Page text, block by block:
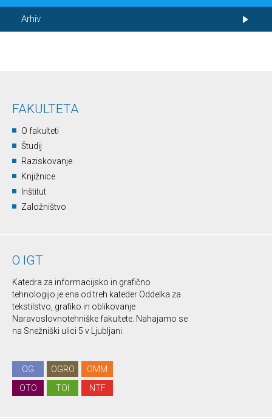
Arhiv
FAKULTETA
O fakulteti
Študij
Raziskovanje
Knjižnice
Inštitut
Založništvo
O IGT
Katedra za informacijsko in grafično
tehnologijo je ena od treh kateder Oddelka za
tekstilstvo, grafiko in oblikovanje
Naravoslovnotehniške fakultete. Nahajamo se
na Snežniški ulici 5 v Ljubljani.
OG OGRO
OMM
OTO
TOI NTF